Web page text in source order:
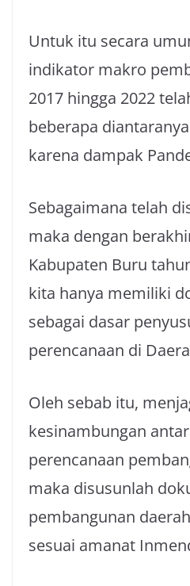
Untuk itu secara
indikator makro
2017 hingga 2022
beberapa
karena dampak
Sebagaimana telah
maka dengan
Kabupaten Buru
kita hanya memiliki
sebagai dasar
perencanaan di
Oleh sebab itu,
kesinambungan
perencanaan
maka disusunlah
pembangunan
sesuai amanat